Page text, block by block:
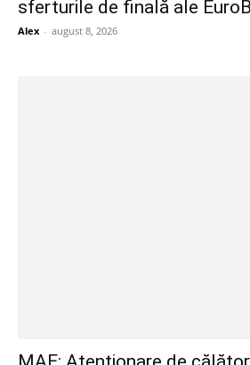
sferturile de finală ale
Alex - august 8, 2026